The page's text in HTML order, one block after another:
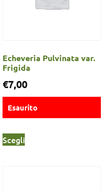
Echeveria Pulvinata var.
Frigida
€7,00
Esaurito
Scegli